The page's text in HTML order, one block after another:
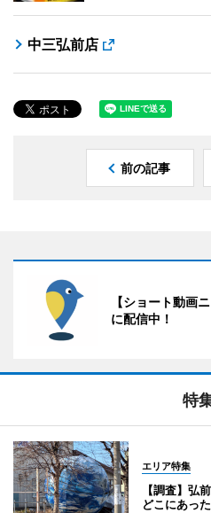
中三弘前店
前の記事
【ショート動画
に配信中！
特
エリア特集
【調査】弘
どこにあっ